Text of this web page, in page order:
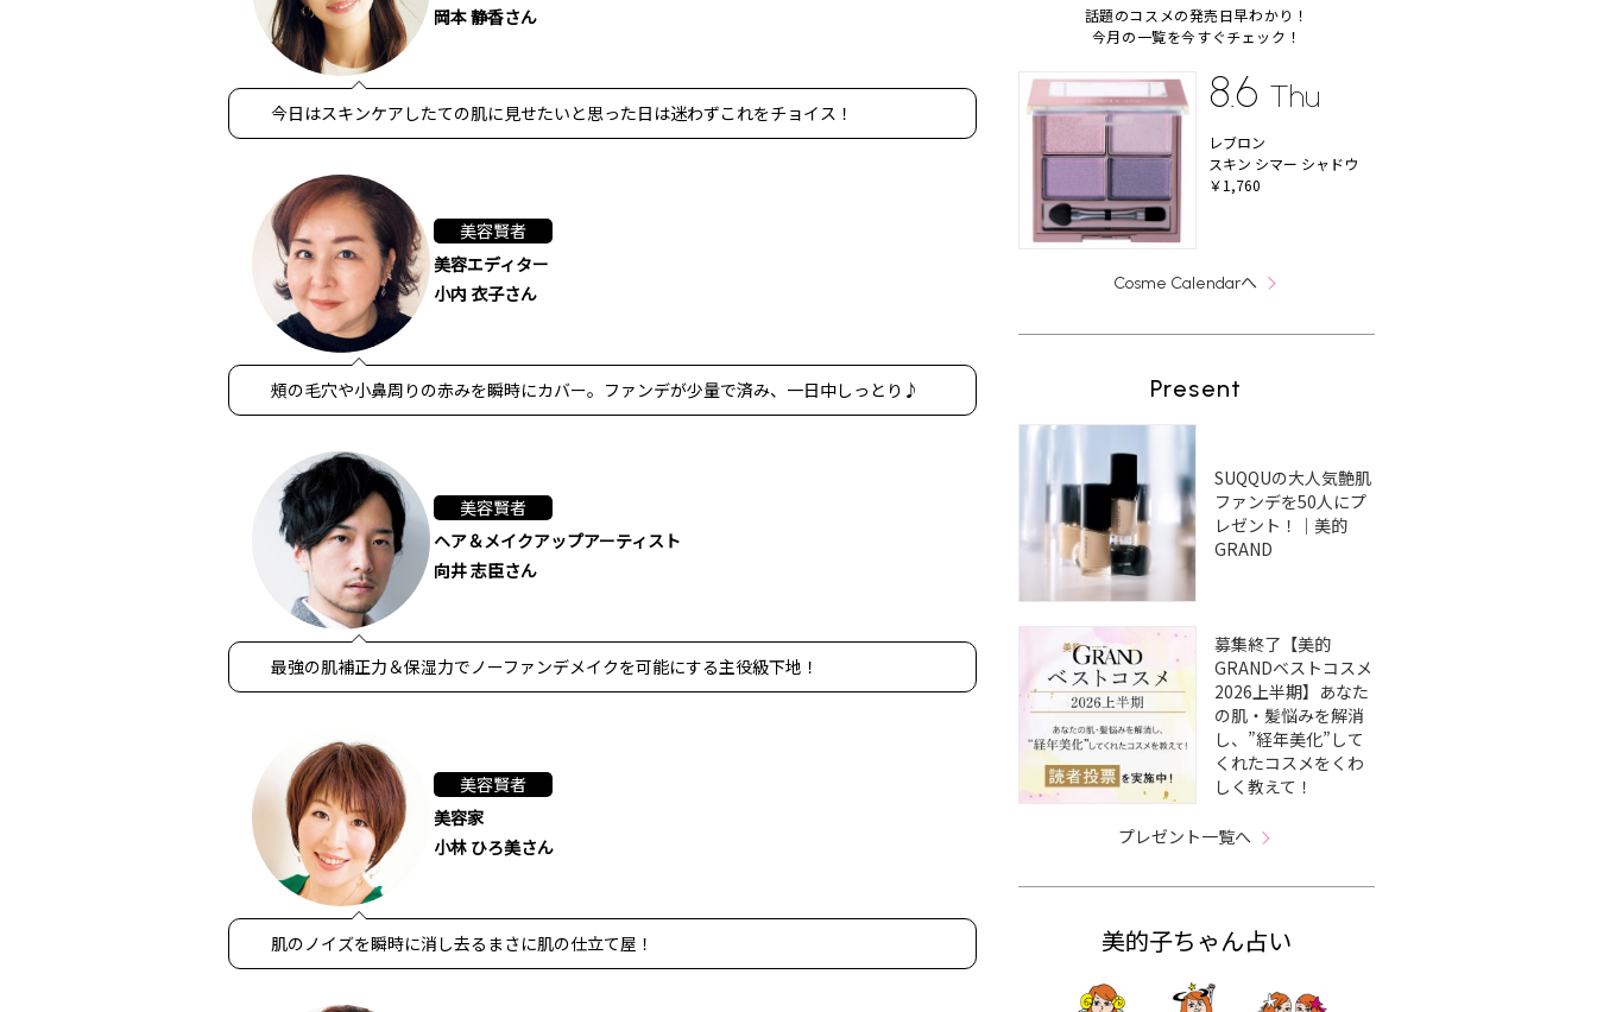
岡本 静香さん
今日はスキンケアしたての肌に見せたいと思った日は迷わずこれをチョイス！
美容賢者
美容エディター
小内 衣子さん
頰の毛穴や小鼻周りの赤みを瞬時にカバー。ファンデが少量で済み、一日中しっとり♪
美容賢者
ヘア＆メイクアップアーティスト
向井 志臣さん
最強の肌補正力＆保湿力でノーファンデメイクを可能にする主役級下地！
美容賢者
美容家
小林 ひろ美さん
肌のノイズを瞬時に消し去るまさに肌の仕立て屋！
話題のコスメの発売日早わかり！
今月の一覧を今すぐチェック！
8.6 Thu
レブロン
スキン シマー シャドウ
￥1,760
Cosme Calendarへ
Present
SUQQUの大人気艶肌
ファンデを50人にプ
レゼント！｜美的
GRAND
募集終了【美的
GRANDベストコスメ
2026上半期】あなた
の肌・髪悩みを解消
し、”経年美化”して
くれたコスメをくわ
しく教えて！
プレゼント一覧へ
美的子ちゃん占い